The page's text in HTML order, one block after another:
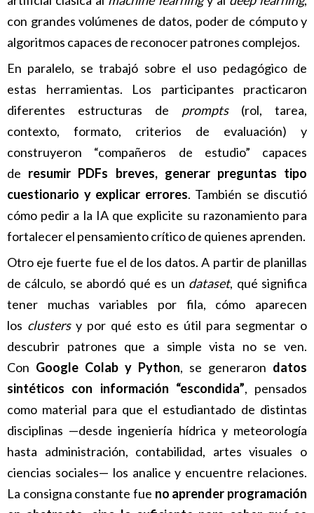
con grandes volúmenes de datos, poder de cómputo y
algoritmos capaces de reconocer patrones complejos.
En paralelo, se trabajó sobre el uso pedagógico de
estas herramientas. Los participantes practicaron
diferentes estructuras de prompts(rol, tarea,
contexto, formato, criterios de evaluación) y
construyeron “compañeros de estudio” capaces
de resumir PDFs breves, generar preguntas tipo
cuestionario y explicar errores. También se discutió
cómo pedir a la IA que explicite su razonamiento para
fortalecer el pensamiento crítico de quienes aprenden.
Otro eje fuerte fue el de los datos. A partir de planillas
de cálculo, se abordó qué es un dataset, qué significa
tener muchas variables por fila, cómo aparecen
los clustersy por qué esto es útil para segmentar o
descubrir patrones que a simple vista no se ven.
Con Google Colab y Python, se generaron datos
sintéticos con información “escondida”, pensados
como material para que el estudiantado de distintas
disciplinas —desde ingeniería hídrica y meteorología
hasta administración, contabilidad, artes visuales o
ciencias sociales— los analice y encuentre relaciones.
La consigna constante fue no aprender programación